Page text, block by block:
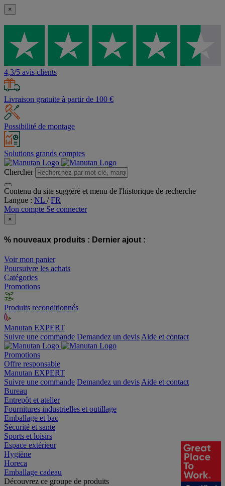
×
4,3/5 avis clients
Livraison gratuite à partir de 100 €
Possibilité de montage
Solutions grands comptes
Chercher
Contenu du site suggéré et menu de l'historique de recherche
Langue : NL /FR
Mon compte Se connecter
×
% nouveaux produits : Dernier ajout :
Voir mon panier
Poursuivre les achats
Catégories
Promotions
Produits reconditionnés
Manutan EXPERT
Suivre une commande Demandez un devis Aide et contact
Promotions
Offre responsable
Manutan EXPERT
Suivre une commande Demandez un devis Aide et contact
Bureau
Entrepôt et atelier
Fournitures industrielles et outillage
Emballage et bac
Sécurité et santé
Sports et loisirs
Espace extérieur
Hygiène
Horeca
Emballage cadeau
Découvrez ce groupe de produits